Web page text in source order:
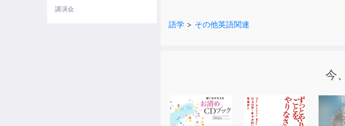
講演会
ネイティブスピーカーならだれでも知っている1
超ミニフレーズは英会話の基礎になるもので、
重要60フレーズには応用ダイアログも収録する
■目次■
Chapter 1 スタートしよう
1語フレーズ BEST 50
語学 > その他英語関連
今